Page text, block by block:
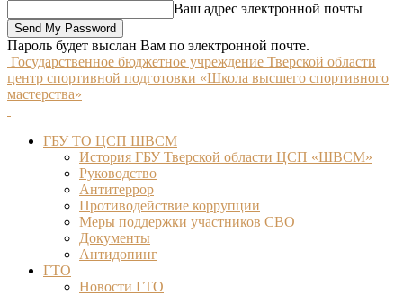
Ваш адрес электронной почты
Пароль будет выслан Вам по электронной почте.
Государственное бюджетное учреждение Тверской области
центр спортивной подготовки «Школа высшего спортивного
мастерства»
ГБУ ТО ЦСП ШВСМ
История ГБУ Тверской области ЦСП «ШВСМ»
Руководство
Антитеррор
Противодействие коррупции
Меры поддержки участников СВО
Документы
Антидопинг
ГТО
Новости ГТО